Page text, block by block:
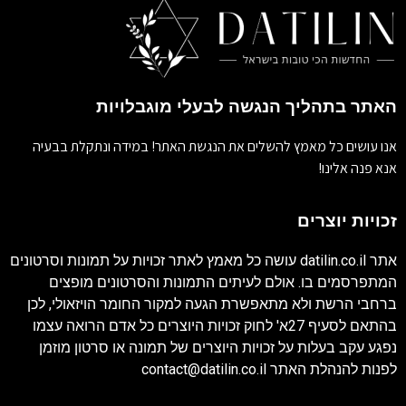
האתר בתהליך הנגשה לבעלי מוגבלויות
אנו עושים כל מאמץ להשלים את הנגשת האתר! במידה ונתקלת בבעיה
אנא פנה אלינו!
זכויות יוצרים
אתר datilin.co.il עושה כל מאמץ לאתר זכויות על תמונות וסרטונים
המתפרסמים בו. אולם לעיתים התמונות והסרטונים מופצים
ברחבי הרשת ולא מתאפשרת הגעה למקור החומר הויזאולי, לכן
בהתאם לסעיף 27א' לחוק זכויות היוצרים כל אדם הרואה עצמו
נפגע עקב בעלות על זכויות היוצרים של תמונה או סרטון מוזמן
לפנות להנהלת האתר contact@datilin.co.il